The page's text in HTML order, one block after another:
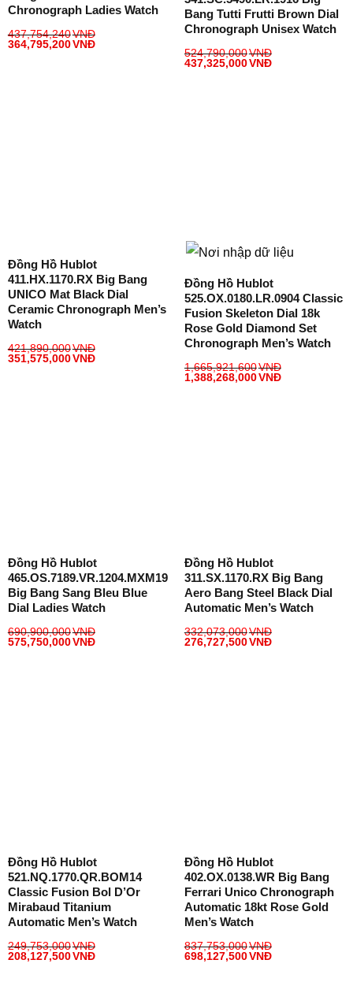
Chronograph Ladies Watch
437,754,240VNĐ
364,795,200VNĐ
Bang Tutti Frutti Brown Dial
Chronograph Unisex Watch
524,790,000VNĐ
437,325,000VNĐ
Đồng Hồ Hublot
411.HX.1170.RX Big Bang
UNICO Mat Black Dial
Ceramic Chronograph Men’s
Watch
421,890,000VNĐ
351,575,000VNĐ
Đồng Hồ Hublot
525.OX.0180.LR.0904 Classic
Fusion Skeleton Dial 18k
Rose Gold Diamond Set
Chronograph Men’s Watch
1,665,921,600VNĐ
1,388,268,000VNĐ
Đồng Hồ Hublot
465.OS.7189.VR.1204.MXM19
Big Bang Sang Bleu Blue
Dial Ladies Watch
690,900,000VNĐ
575,750,000VNĐ
Đồng Hồ Hublot
311.SX.1170.RX Big Bang
Aero Bang Steel Black Dial
Automatic Men’s Watch
332,073,000VNĐ
276,727,500VNĐ
Đồng Hồ Hublot
521.NQ.1770.QR.BOM14
Classic Fusion Bol D’Or
Mirabaud Titanium
Automatic Men’s Watch
249,753,000VNĐ
208,127,500VNĐ
Đồng Hồ Hublot
402.OX.0138.WR Big Bang
Ferrari Unico Chronograph
Automatic 18kt Rose Gold
Men’s Watch
837,753,000VNĐ
698,127,500VNĐ